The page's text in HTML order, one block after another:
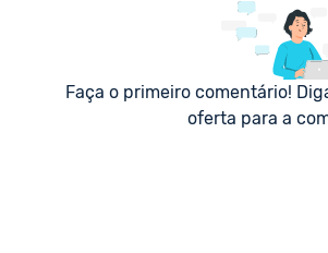
Faça o primeiro comentário!
oferta para a